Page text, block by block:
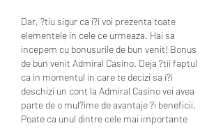
Dar, ?tiu sigur ca i?i voi prezenta toate
elementele in cele ce urmeaza. Hai sa
incepem cu bonusurile de bun venit! Bonus
de bun venit Admiral Casino. Deja ?tii faptul
ca in momentul in care te decizi sa i?i
deschizi un cont la Admiral Casino vei avea
parte de o mul?ime de avantaje ?i beneficii.
Poate ca unul dintre cele mai importante